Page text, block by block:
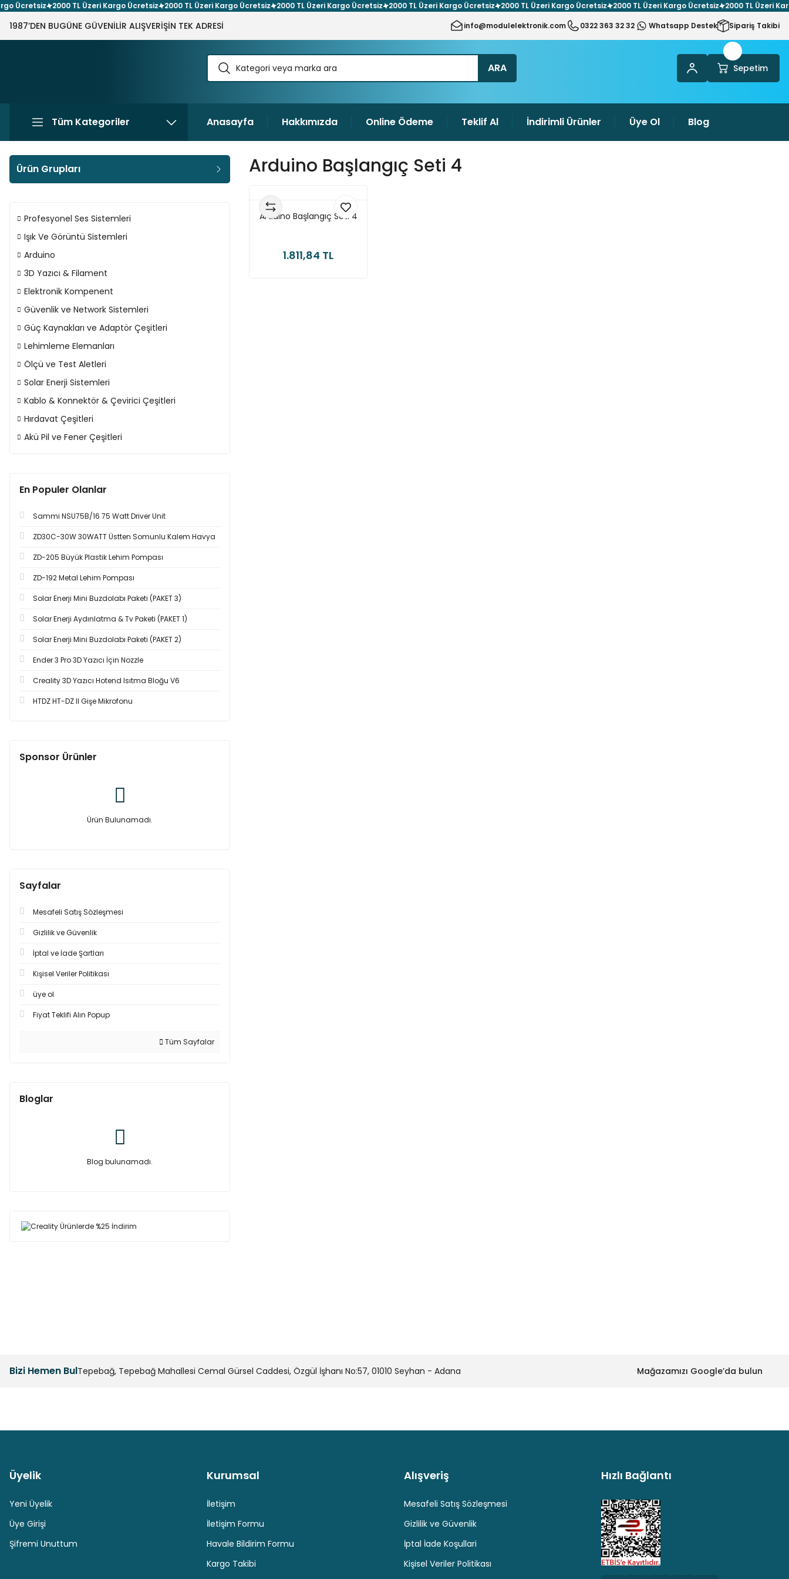
2000 TL Üzeri Kargo Ücretsiz 2000 TL Üzeri Kargo Ücretsiz 2000 TL Üzeri Kargo Ücretsiz 2000 TL Üzeri Kargo Ücretsiz 2000 TL Üzeri Kargo Ücretsiz 2000 TL Üzeri Kargo Ücretsiz 2000 TL Üzeri Kargo
1987’DEN BUGÜNE GÜVENİLİR ALIŞVERİŞİN TEK ADRESİ info@modulelektronik.com 0322 363 32 32 Whatsapp Destek Sipariş Takibi
ARA Sepetim
Tüm Kategoriler Anasayfa Hakkımızda Online Ödeme Teklif Al İndirimli Ürünler Üye Ol Blog
Ürün Grupları
Profesyonel Ses Sistemleri
Işık Ve Görüntü Sistemleri
Arduino
3D Yazıcı & Filament
Elektronik Kompenent
Güvenlik ve Network Sistemleri
Güç Kaynakları ve Adaptör Çeşitleri
Lehimleme Elemanları
Ölçü ve Test Aletleri
Solar Enerji Sistemleri
Kablo & Konnektör & Çevirici Çeşitleri
Hırdavat Çeşitleri
Akü Pil ve Fener Çeşitleri
En Populer Olanlar
Sammi NSU75B/16 75 Watt Driver Unit
ZD30C-30W 30WATT Üstten Somunlu Kalem Havya
ZD-205 Büyük Plastik Lehim Pompası
ZD-192 Metal Lehim Pompası
Solar Enerji Mini Buzdolabı Paketi (PAKET 3)
Solar Enerji Aydınlatma & Tv Paketi (PAKET 1)
Solar Enerji Mini Buzdolabı Paketi (PAKET 2)
Ender 3 Pro 3D Yazıcı İçin Nozzle
Creality 3D Yazıcı Hotend Isıtma Bloğu V6
HTDZ HT-DZ II Gişe Mikrofonu
Sponsor Ürünler
Ürün Bulunamadı.
Sayfalar
Mesafeli Satış Sözleşmesi
Gizlilik ve Güvenlik
İptal ve İade Şartları
Kişisel Veriler Politikası
üye ol
Fiyat Teklifi Alın Popup
Tüm Sayfalar
Bloglar
Blog bulunamadı.
Arduino Başlangıç Seti 4
Arduino Başlangıç Seti 4
1.811,84 TL
Bizi Hemen BulTepebağ, Tepebağ Mahallesi Cemal Gürsel Caddesi, Özgül İşhanı No:57, 01010 Seyhan - Adana Mağazamızı Google’da bulun
Güvenli Ödeme Hediyeli Ürün Seçenekleri
Üyelik
Yeni Üyelik
Üye Girişi
Şifremi Unuttum
Kurumsal
İletişim
İletişim Formu
Havale Bildirim Formu
Kargo Takibi
Alışveriş
Mesafeli Satış Sözleşmesi
Gizlilik ve Güvenlik
İptal İade Koşullari
Kişisel Veriler Politikası
Hızlı Bağlantı